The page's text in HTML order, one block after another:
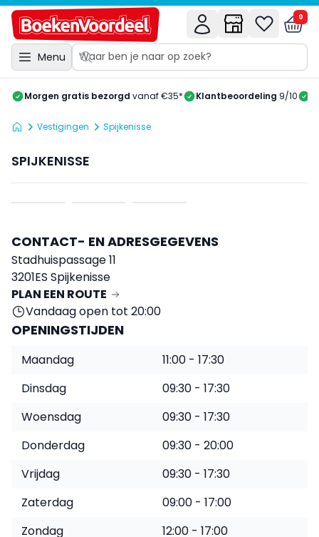
Menu
0
Morgen gratis bezorgd vanaf €35* Klantbeoordeling 9/10
Vestigingen Spijkenisse
SPIJKENISSE
CONTACT- EN ADRESGEGEVENS
Stadhuispassage 11
3201ES Spijkenisse
PLAN EEN ROUTE
Vandaag open tot 20:00
OPENINGSTIJDEN
Maandag
11:00 - 17:30
Dinsdag
09:30 - 17:30
Woensdag
09:30 - 17:30
Donderdag
09:30 - 20:00
Vrijdag
09:30 - 17:30
Zaterdag
09:00 - 17:00
Zondag
12:00 - 17:00